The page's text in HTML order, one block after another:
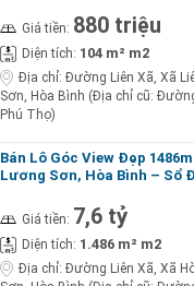
Giá tiền: 880 triệu
Diện tích: 104 m² m2
Địa chỉ: Đường Liên Xã, Xã
Sơn, Hòa Bình (Địa chỉ cũ:
Phú Thọ)
Bán Lô Góc View Đẹp
Lương Sơn, Hòa Bình – Sổ
Giá tiền: 7,6 tỷ
Diện tích: 1.486 m² m2
Địa chỉ: Đường Liên Xã, Xã